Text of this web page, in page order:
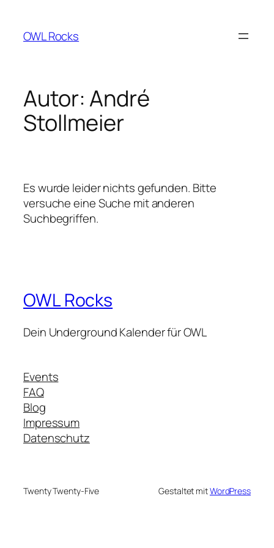
springen
OWL Rocks
Autor:André
Stollmeier
Es wurde leider nichts gefunden. Bitte
versuche eine Suche mit anderen
Suchbegriffen.
OWL Rocks
Dein Underground Kalender für OWL
Events
FAQ
Blog
Impressum
Datenschutz
Twenty Twenty-Five Gestaltet mitWordPress